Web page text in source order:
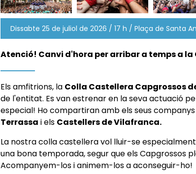
Dissabte 25 de juliol de 2026 / 17 h / Plaça de Santa
Atenció! Canvi d'hora per arribar a temps a la
Els amfitrions, la Colla Castellera Capgrossos
de l'entitat. Es van estrenar en la seva actuació
especial! Ho compartiran amb els seus
Terrassa i els Castellers de Vilafranca.
La nostra colla castellera vol lluir-se
una bona temporada, segur que els Capgrossos
Acompanyem-los i animem-los a aconseguir-ho!